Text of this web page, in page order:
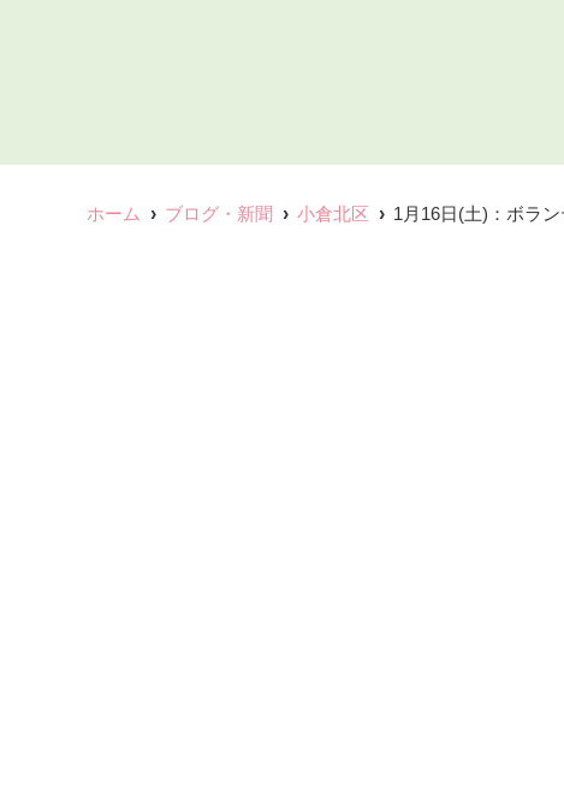
ホーム ブログ・新聞 小倉北区 1月16日(土)：ボラ